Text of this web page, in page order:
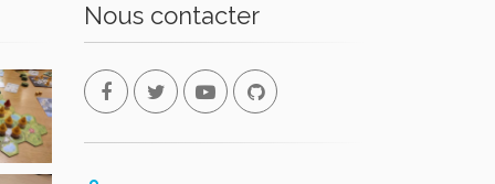
Nous contacter